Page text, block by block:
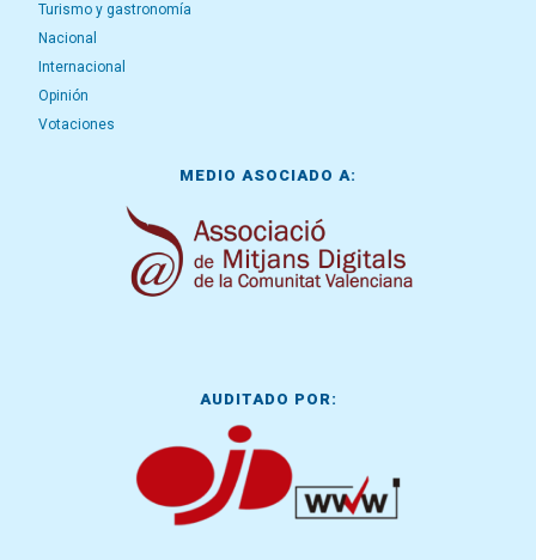
Turismo y gastronomía
Nacional
Internacional
Opinión
Votaciones
MEDIO ASOCIADO A:
AUDITADO POR: